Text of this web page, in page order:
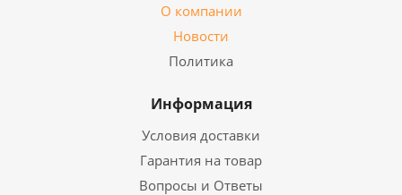
О компании
Новости
Политика
Информация
Условия доставки
Гарантия на товар
Вопросы и Ответы